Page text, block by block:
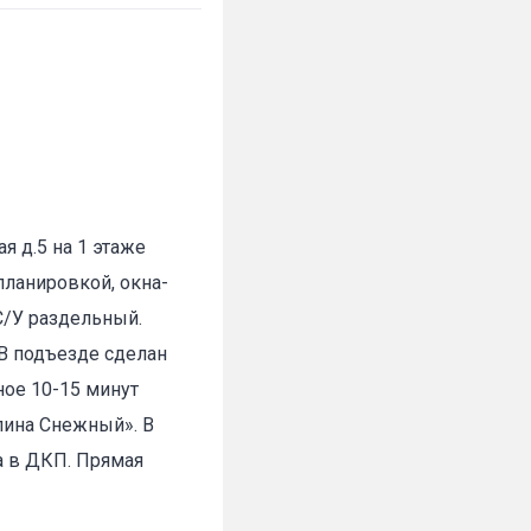
д.5 на 1 этаже
окна-
У раздельный.
подъезде сделан
10-15 минут
Снежный». В
в ДКП. Прямая